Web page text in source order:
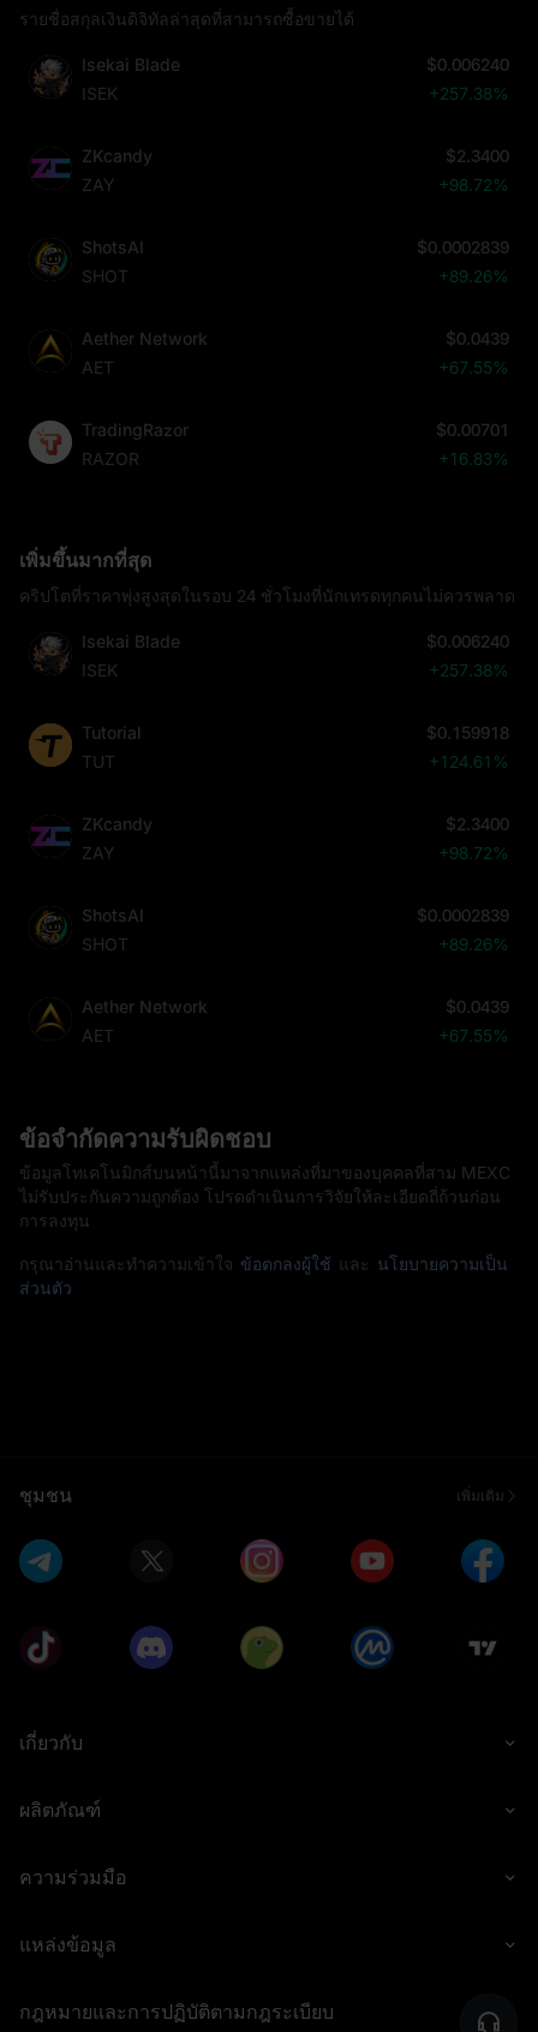
รายชื่อสกุลเงินดิจิทัลล่าสุดที่สามารถซื้อขายได้
Isekai Blade
ISEK
$0.006240
+257.38%
ZKcandy
ZAY
$2.3400
+98.72%
ShotsAI
SHOT
$0.0002839
+89.26%
Aether Network
AET
$0.0439
+67.55%
TradingRazor
RAZOR
$0.00701
+16.83%
เพิ่มขึ้นมากที่สุด
คริปโตที่ราคาพุ่งสูงสุดในรอบ 24 ชั่วโมงที่นักเทรดทุกคนไม่ควรพลาด
Isekai Blade
ISEK
$0.006240
+257.38%
Tutorial
TUT
$0.159918
+124.61%
ZKcandy
ZAY
$2.3400
+98.72%
ShotsAI
SHOT
$0.0002839
+89.26%
Aether Network
AET
$0.0439
+67.55%
ข้อจำกัดความรับผิดชอบ
ข้อมูลโทเคโนมิกส์บนหน้านี้มาจากแหล่งที่มาของบุคคลที่สาม MEXC
ไม่รับประกันความถูกต้อง โปรดดำเนินการวิจัยให้ละเอียดถี่ถ้วนก่อน
การลงทุน
กรุณาอ่านและทำความเข้าใจ ข้อตกลงผู้ใช้ และ นโยบายความเป็น
ส่วนตัว
ชุมชน เพิ่มเติม
เกี่ยวกับ
ผลิตภัณฑ์
ความร่วมมือ
แหล่งข้อมูล
กฎหมายและการปฏิบัติตามกฎระเบียบ